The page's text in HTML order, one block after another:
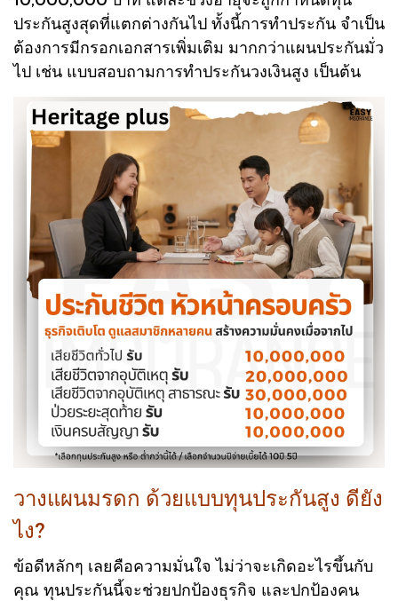
ประกันสูงสุดที่แตกต่างกันไป ทั้งนี้การทำประกัน จำเป็น
ต้องการมีกรอกเอกสารเพิ่มเติม มากกว่าแผนประกันมั่ว
ไป เช่น แบบสอบถามการทำประกันวงเงินสูง เป็นต้น
วางแผนมรดก ด้วยแบบทุนประกันสูง ดียัง
ไง?
ข้อดีหลักๆ เลยคือความมั่นใจ ไม่ว่าจะเกิดอะไรขึ้นกับ
คุณ ทุนประกันนี้จะช่วยปกป้องธุรกิจ และปกป้องคน